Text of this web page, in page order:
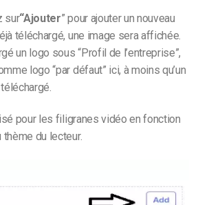
sur“Ajouter”pour ajouter un nouveau
téléchargé, une image sera affichée.
un logo sous “Profil de l’entreprise”,
logo “par défaut” ici, à moins qu’un
pour les filigranes vidéo en fonction
du lecteur.